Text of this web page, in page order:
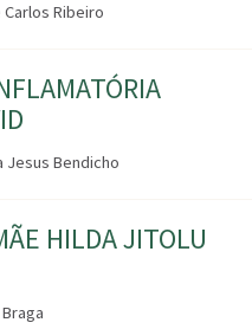
Ribeiro
Jesus Bendicho
HILDA JITOLU